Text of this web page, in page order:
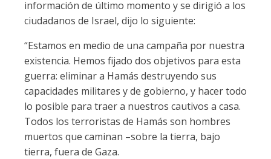
información de último momento y se dirigió a los
ciudadanos de Israel, dijo lo siguiente:
“Estamos en medio de una campaña por nuestra
existencia. Hemos fijado dos objetivos para esta
guerra: eliminar a Hamás destruyendo sus
capacidades militares y de gobierno, y hacer todo
lo posible para traer a nuestros cautivos a casa.
Todos los terroristas de Hamás son hombres
muertos que caminan –sobre la tierra, bajo
tierra, fuera de Gaza.